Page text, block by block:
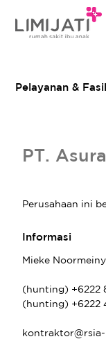
Pelayanan &
PT.
Perusahaan ini
Informasi
Mieke
(hunting) +6222
(hunting) +6222